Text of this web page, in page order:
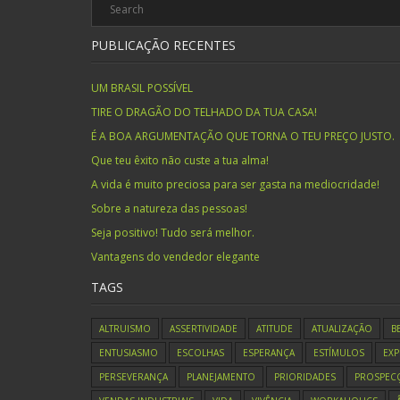
PUBLICAÇÃO RECENTES
UM BRASIL POSSÍVEL
TIRE O DRAGÃO DO TELHADO DA TUA CASA!
É A BOA ARGUMENTAÇÃO QUE TORNA O TEU PREÇO JUSTO.
Que teu êxito não custe a tua alma!
A vida é muito preciosa para ser gasta na mediocridade!
Sobre a natureza das pessoas!
Seja positivo! Tudo será melhor.
Vantagens do vendedor elegante
TAGS
ALTRUISMO ASSERTIVIDADE ATITUDE ATUALIZAÇÃO
ENTUSIASMO
ESCOLHAS ESPERANÇA ESTÍMULOS
PERSEVERANÇA
PLANEJAMENTO PRIORIDADES